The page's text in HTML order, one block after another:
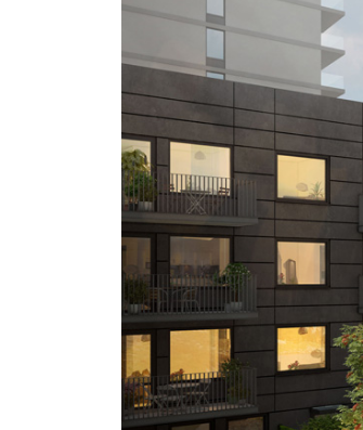
Tre dimensioner
ESTETIK
KVALITE
NÄRHET